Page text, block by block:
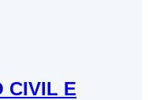
CIVIL E